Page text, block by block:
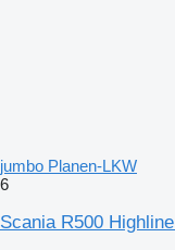
jumbo Planen-LKW
6
Scania R500